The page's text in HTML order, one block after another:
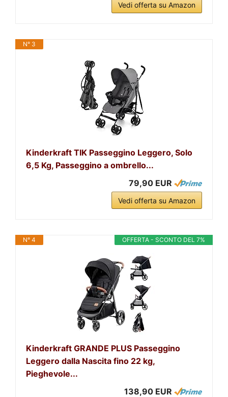
Vedi offerta su Amazon
N° 3
Kinderkraft TIK Passeggino Leggero, Solo
6,5 Kg, Passeggino a ombrello...
79,90 EUR
Vedi offerta su Amazon
OFFERTA - SCONTO DEL 7%
N° 4
Kinderkraft GRANDE PLUS Passeggino
Leggero dalla Nascita fino 22 kg,
Pieghevole...
138,90 EUR